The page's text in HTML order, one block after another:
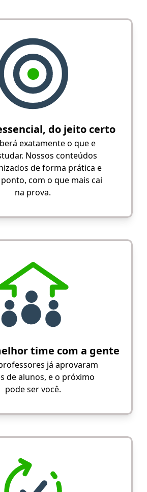
do jeito certo
exatamente o que e
Nossos conteúdos
de forma prática e
com o que mais cai
na prova.
time com a gente
já aprovaram
de alunos, e o próximo
pode ser você.